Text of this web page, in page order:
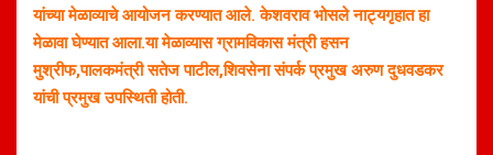
यांच्या मेळाव्याचे आयोजन करण्यात आले. केशवराव भोसले नाट्यगृहात हा
मेळावा घेण्यात आला.या मेळाव्यास ग्रामविकास मंत्री हसन
मुश्रीफ,पालकमंत्री सतेज पाटील,शिवसेना संपर्क प्रमुख अरुण दुधवडकर
यांची प्रमुख उपस्थिती होती.